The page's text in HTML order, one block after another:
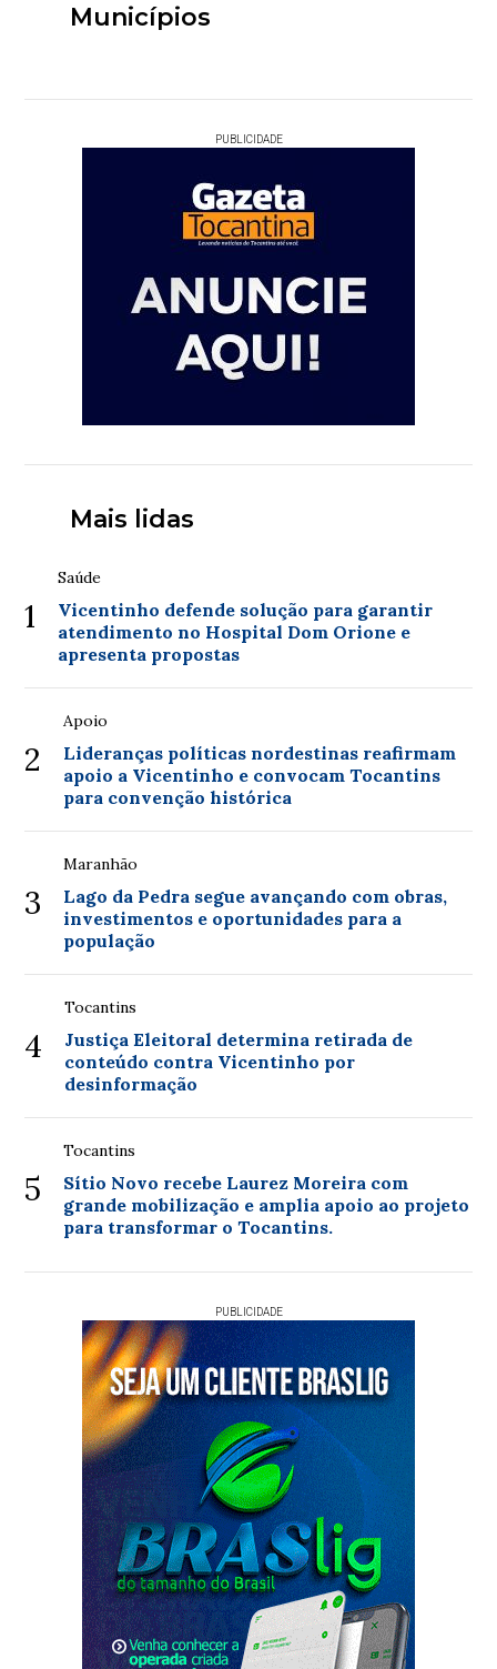
Municípios
PUBLICIDADE
Mais lidas
1
Saúde
Vicentinho defende solução para garantir
atendimento no Hospital Dom Orione e
apresenta propostas
2
Apoio
Lideranças políticas nordestinas reafirmam
apoio a Vicentinho e convocam Tocantins
para convenção histórica
3
Maranhão
Lago da Pedra segue avançando com obras,
investimentos e oportunidades para a
população
4
Tocantins
Justiça Eleitoral determina retirada de
conteúdo contra Vicentinho por
desinformação
5
Tocantins
Sítio Novo recebe Laurez Moreira com
grande mobilização e amplia apoio ao projeto
para transformar o Tocantins.
PUBLICIDADE